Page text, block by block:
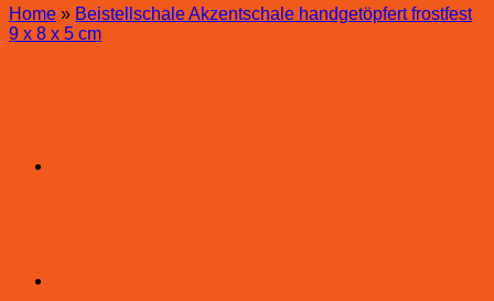
Home » Beistellschale Akzentschale handgetöpfert frostfest
9 x 8 x 5 cm